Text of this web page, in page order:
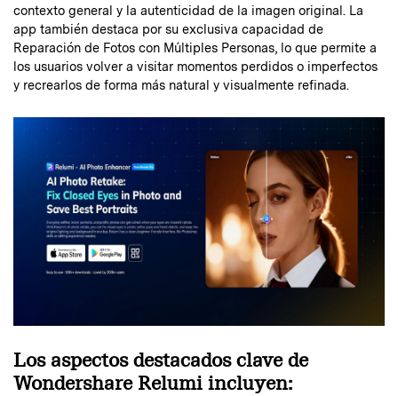
contexto general y la autenticidad de la imagen original. La
app también destaca por su exclusiva capacidad de
Reparación de Fotos con Múltiples Personas, lo que permite a
los usuarios volver a visitar momentos perdidos o imperfectos
y recrearlos de forma más natural y visualmente refinada.
Los aspectos destacados clave de
Wondershare Relumi incluyen: